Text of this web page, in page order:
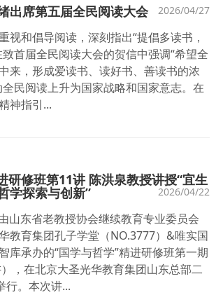
出席第五届全民阅读大会 2026/04/27
视和倡导阅读，深刻指出“提倡多读书，
首届全民阅读大会的贺信中强调“希望全
来，形成爱读书、读好书、善读书的浓
民阅读上升为国家战略和国家意志。在
神指引...
研修班第11讲 陈洪泉教授讲授“宜生
探索与创新” 2026/04/22
山东省老教授协会继续教育专业委员会
教育集团孔子学堂（NO.3777）&唯实国
库承办的“国学与哲学”精进研修班第一期
，在北京大圣光华教育集团山东总部二
行。本次讲...